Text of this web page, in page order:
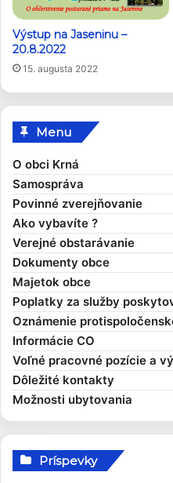
Výstup na Jaseninu –
20.8.2022
15. augusta 2022
Menu
O obci Krná
Základné informácie
Profil obce
História obce
Obecné symboly
Kultúra
Zaujímavosti
Samospráva
Samospráva v súčasnosti
Obecný úrad
Starosta obce
Zamestnanci obce
Hlavný kontrolór
Obecní poslanci a komisie
Zasadnutia OcZ
Povinné zverejňovanie
Zmluvy
Faktúry
Objednávky
Ako vybavíte ?
Stavebný poriadok
Výruby drevín
Dane a poplatky
Evidencia obyvateľov
Overovanie dokumentov
Sťažnosti a žiadosti
Sociálna pomoc
Elektronické služby
Verejné obstarávanie
Verejné obstarávania
Profil verejného obstarávateľa
Dokumenty obce
Kompetencie obce
Všeobecné záväzné
Ekonomické dokumenty
Rozpočet obce
Rozvojové dokumenty
Smernice
Majetok obce
Poplatky za služby
Oznámenie
Informácie CO
Voľné pracovné pozície a
Dôležité kontakty
Možnosti ubytovania
Príspevky